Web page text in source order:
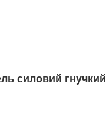
силовий гнучкий